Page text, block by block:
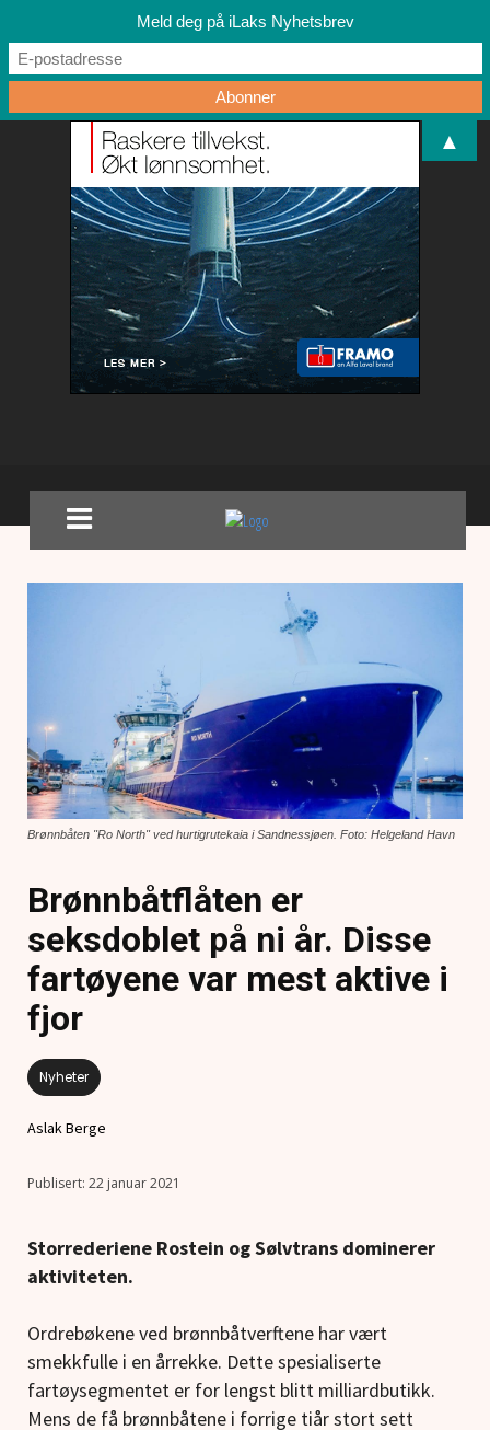
Brønnbåten "Ro North" ved hurtigrutekaia i Sandnessjøen. Foto: Helgeland Havn
Brønnbåtflåten er
seksdoblet på ni år. Disse
fartøyene var mest aktive i
fjor
Nyheter
Aslak Berge
22 januar 2021
Storrederiene Rostein og Sølvtrans dominerer
aktiviteten.
Ordrebøkene ved brønnbåtverftene har vært
smekkfulle i en årrekke. Dette spesialiserte
fartøysegmentet er for lengst blitt milliardbutikk.
Mens de få brønnbåtene i forrige tiår stort sett
Meld deg på iLaks Nyhetsbrev
▲